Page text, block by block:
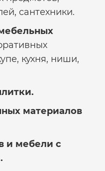
сантехники.
кухня, ниши,
материалов
и мебели с